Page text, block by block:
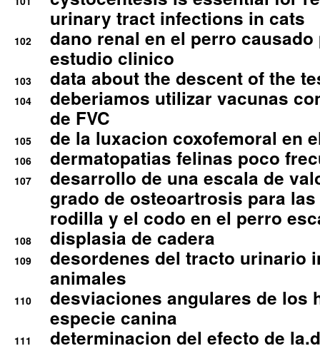
urinary tract infections in cats
102
dano renal en el perro
estudio clinico
103 data about the descent of the
104
deberiamos utilizar vacunas
de FVC
105 de la luxacion coxofemoral en
106 dermatopatias felinas poco
107
desarrollo de una escala de
grado de osteoartrosis para
rodilla y el codo en el perro
108 displasia de cadera
109
desordenes del tracto urinario
animales
110
desviaciones angulares de los
especie canina
111
determinacion del efecto de